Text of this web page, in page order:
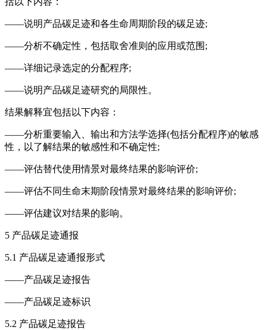
——说明产品碳足迹和各生命周期阶段的碳足迹;
——分析不确定性，包括取舍准则的应用或范围;
——详细记录选定的分配程序;
——说明产品碳足迹研究的局限性。
结果解释宜包括以下内容：
——分析重要输入、输出和方法学选择(包括分配程序)的敏感
性，以了解结果的敏感性和不确定性;
——评估替代使用情景对最终结果的影响评价;
——评估不同生命末期阶段情景对最终结果的影响评价;
——评估建议对结果的影响。
5 产品碳足迹通报
5.1 产品碳足迹通报形式
——产品碳足迹报告
——产品碳足迹标识
5.2 产品碳足迹报告